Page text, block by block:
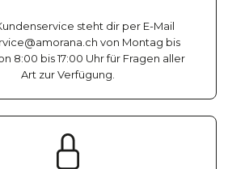
steht dir per E-Mail
von Montag bis
8:00 bis 17:00 Uhr für Fragen aller
Art zur Verfügung.